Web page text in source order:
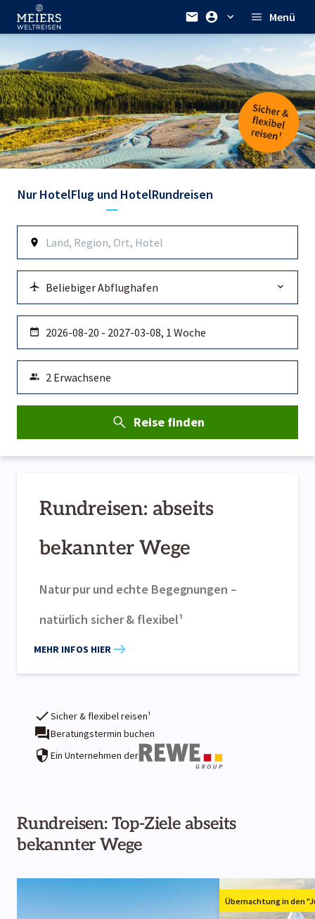
Menü
Rundreisen: abseits
bekannter Wege
Natur pur und echte Begegnungen –
natürlich sicher & flexibel¹
MEHR INFOS HIER
Nur HotelFlug und HotelRundreisen
Reise finden
Sicher & flexibel reisen¹
Beratungstermin buchen
Ein Unternehmen der
Rundreisen: Top-Ziele abseits
bekannter Wege
Übernachtung in den